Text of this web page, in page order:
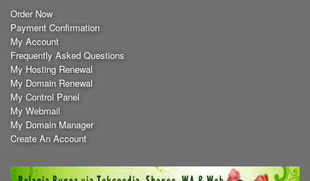
Order Now
Payment Confirmation
My Account
Frequently Asked Questions
My Hosting Renewal
My Domain Renewal
My Control Panel
My Webmail
My Domain Manager
Create An Account